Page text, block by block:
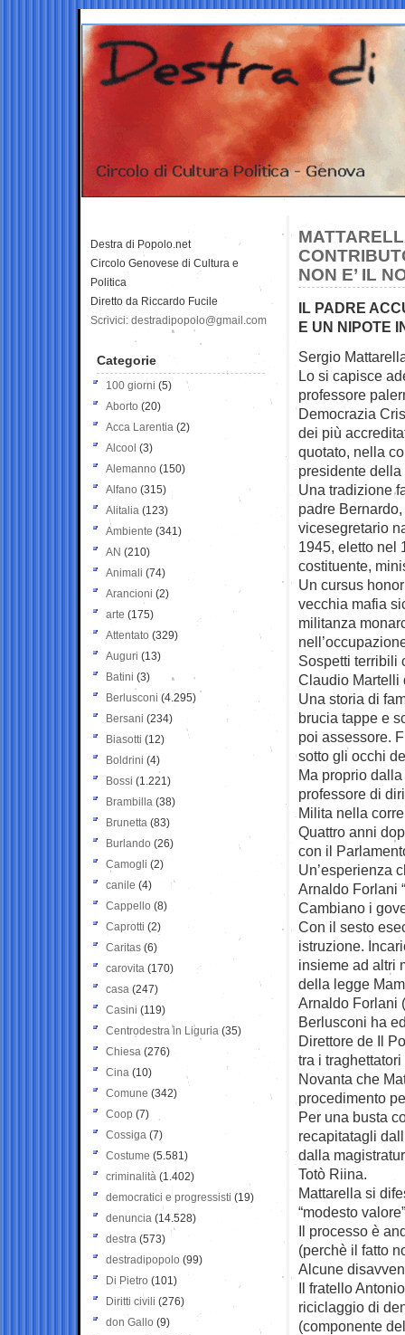
NON E’ IL
IL PADRE
E UN NIPOTE
Sergio
Lo si capisce
professore
Democrazia
dei più
quotato, nella
presidente
Una tradizione
padre
vicesegretario
1945, eletto nel
costituente,
Un cursus
vecchia mafia
militanza
Sospetti terribili
Claudio Martelli
Una storia di
brucia tappe e
poi assessore.
sotto gli occhi
Ma proprio
professore di
Milita nella
Quattro anni
con il
Un’esperienza
Arnaldo Forlani
Cambiano i
Con il sesto
istruzione.
insieme ad altri
della legge
Arnaldo Forlani
Berlusconi ha
Direttore de Il
tra i
Novanta che
procedimento
Per una busta
recapitatagli
dalla
Totò Riina.
Mattarella si
“modesto
Il processo è
(perchè il fatto
Alcune
Il fratello
riciclaggio di
(componente
Destra di Popolo.net
Circolo Genovese di Cultura e
Politica
Diretto da Riccardo Fucile
Scrivici: destradipopolo@gmail.com
Categorie
100 giorni (5)
Aborto (20)
Acca Larentia (2)
Alcool (3)
Alemanno (150)
Alfano (315)
Alitalia (123)
Ambiente (341)
AN (210)
Animali (74)
Arancioni (2)
arte (175)
Attentato (329)
Auguri (13)
Batini (3)
Berlusconi (4.295)
Bersani (234)
Biasotti (12)
Boldrini (4)
Bossi (1.221)
Brambilla (38)
Brunetta (83)
Burlando (26)
Camogli (2)
canile (4)
Cappello (8)
Caprotti (2)
Caritas (6)
carovita (170)
casa (247)
Casini (119)
Centrodestra in Liguria (35)
Chiesa (276)
Cina (10)
Comune (342)
Coop (7)
Cossiga (7)
Costume (5.581)
criminalità (1.402)
democratici e progressisti (19)
denuncia (14.528)
destra (573)
destradipopolo (99)
Di Pietro (101)
Diritti civili (276)
don Gallo (9)